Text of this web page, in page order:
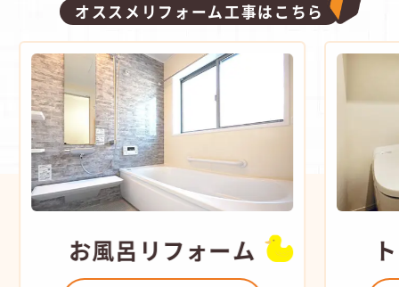
オススメリフォーム工事はこちら
お風呂 リフォーム